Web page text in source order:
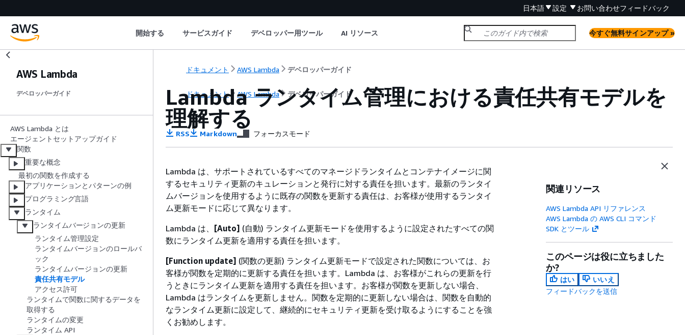
日本語 設定 お問い合わせフィードバック
開始する サービスガイド デベロッパー用ツール AI リソース 今すぐ無料サインアップ »
AWS Lambda
デベロッパーガイド
AWS Lambda とは
エージェントセットアップガイド
関数
重要な概念
最初の関数を作成する
アプリケーションとパターンの例
プログラミング言語
ランタイム
ランタイムバージョンの更新
ランタイム管理設定
ランタイムバージョンのロールバ
ック
ランタイムバージョンの更新
責任共有モデル
アクセス許可
ランタイムで関数に関するデータを
取得する
ランタイムの変更
ランタイム API
ドキュメント AWS Lambda デベロッパーガイド
ドキュメント AWS Lambda デベロッパーガイド
Lambda ランタイム管理における責任共有モデルを
理解する
RSS Markdown フォーカスモード
Lambda は、サポートされているすべてのマネージドランタイムとコンテナイメージに関
するセキュリティ更新のキュレーションと発行に対する責任を担います。最新のランタイ
ムバージョンを使用するように既存の関数を更新する責任は、お客様が使用するランタイ
ム更新モードに応じて異なります。
Lambda は、
[Auto] (自動) ランタイム更新モードを使用するように設定されたすべての関
数にランタイム更新を適用する責任を担います。
[Function update] (関数の更新) ランタイム更新モードで設定された関数については、お
客様が関数を定期的に更新する責任を担います。Lambda は、お客様がこれらの更新を行
うときにランタイム更新を適用する責任を担います。お客様が関数を更新しない場合、
Lambda はランタイムを更新しません。関数を定期的に更新しない場合は、関数を自動的
なランタイム更新に設定して、継続的にセキュリティ更新を受け取るようにすることを強
くお勧めします。
関連リソース
AWS Lambda API リファレンス
AWS Lambda の AWS CLI コマンド
SDK とツール
このページは役に立ちました
か?
はい
いいえ
フィードバックを送信